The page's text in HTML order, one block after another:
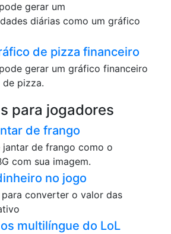
gerar um
diárias como um gráfico
de pizza financeiro
gerar um gráfico financeiro
pizza.
para jogadores
de frango
jantar de frango como o
com sua imagem.
no jogo
converter o valor das
multilíngue do LoL